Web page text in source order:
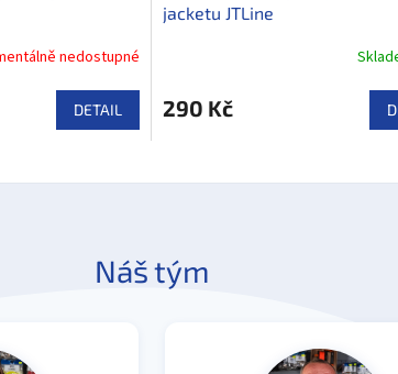
nedostupné
DETAIL
jacketu JTLine
290 Kč
Náš tým